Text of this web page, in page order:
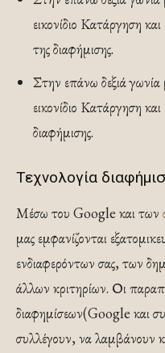
εικονίδιο Κατάργηση
της διαφήμισης.
Στην επάνω δεξιά γωνία
εικονίδιο Κατάργηση
διαφήμισης.
Τεχνολογία
Μέσω του Google και των
μας εμφανίζονται
ενδιαφερόντων σας, των
άλλων κριτηρίων. Οι
διαφημίσεων(Google και
συλλέγουν, να λαμβάνουν